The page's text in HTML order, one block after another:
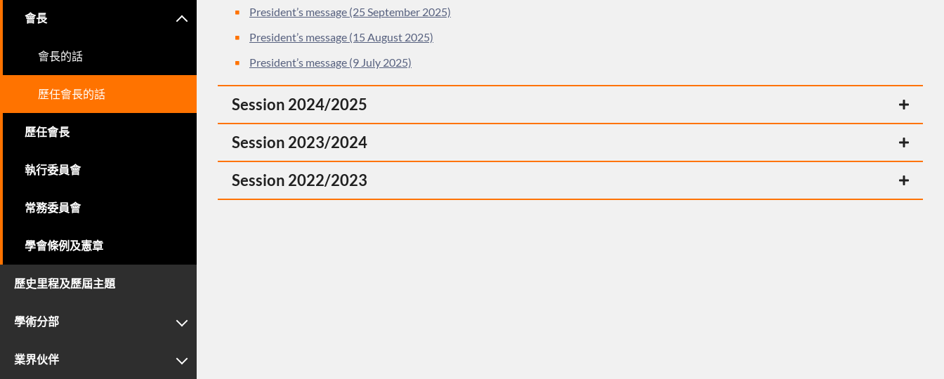
會長
會長的話
歷任會長的話
歷任會長
執行委員會
常務委員會
學會條例及憲章
歷史里程及歷屆主題
學術分部
業界伙伴
President’s message (25 September 2025)
President’s message (15 August 2025)
President’s message (9 July 2025)
Session 2024/2025
Session 2023/2024
Session 2022/2023